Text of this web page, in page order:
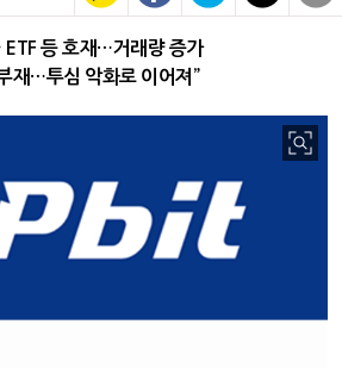
ETF 등 호재…거래량 증가
재…투심 악화로 이어져”